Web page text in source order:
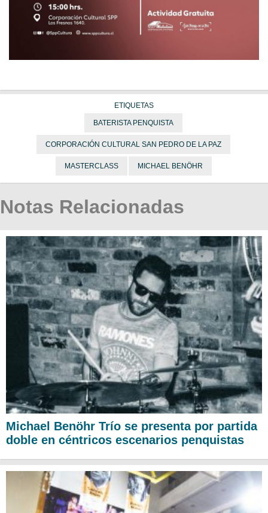
ETIQUETAS
BATERISTA PENQUISTA
CORPORACIÓN CULTURAL SAN PEDRO DE LA PAZ
MASTERCLASS MICHAEL BENÖHR
Notas Relacionadas
Michael Benöhr Trío se presenta por partida
doble en céntricos escenarios penquistas